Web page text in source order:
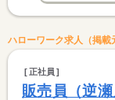
ハローワーク求人（掲載
正社員
販売員（逆